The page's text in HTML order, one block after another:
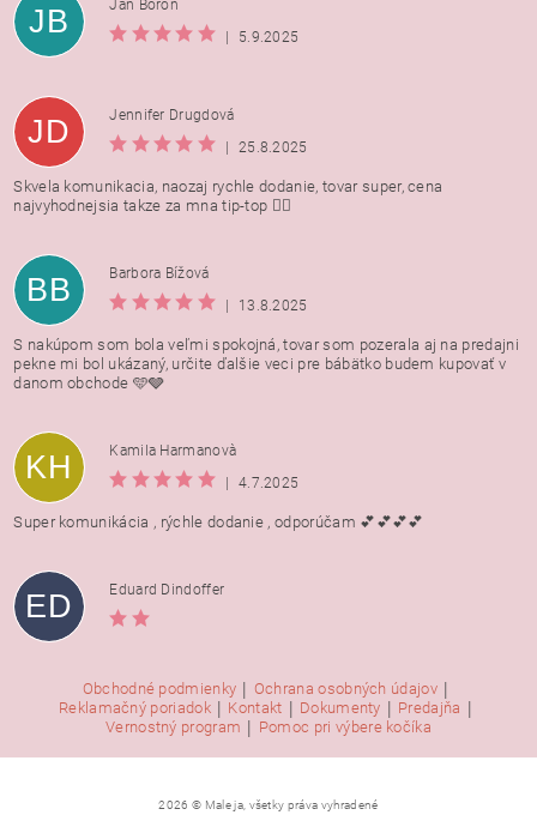
JB
Ján Boroň
|
5.9.2025
JD
Jennifer Drugdová
|
25.8.2025
Skvela komunikacia, naozaj rychle dodanie, tovar super, cena
najvyhodnejsia takze za mna tip-top 👍🏻
BB
Barbora Bížová
|
13.8.2025
S nakúpom som bola veľmi spokojná, tovar som pozerala aj na predajni
pekne mi bol ukázaný, určite ďalšie veci pre bábätko budem kupovať v
danom obchode 🩵🩶
KH
Kamila Harmanovà
|
4.7.2025
Super komunikácia , rýchle dodanie , odporúčam 💕💕💕💕
ED Eduard Dindoffer
Obchodné podmienky | Ochrana osobných údajov |
Reklamačný poriadok | Kontakt | Dokumenty | Predajňa |
Vernostný program | Pomoc pri výbere kočíka
2026 © Male ja, všetky práva vyhradené